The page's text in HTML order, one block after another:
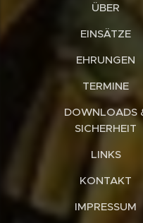
ÜBER
EINSÄTZE
EHRUNGEN
TERMINE
DOWNLOADS
SICHERHEIT
LINKS
KONTAKT
IMPRESSUM